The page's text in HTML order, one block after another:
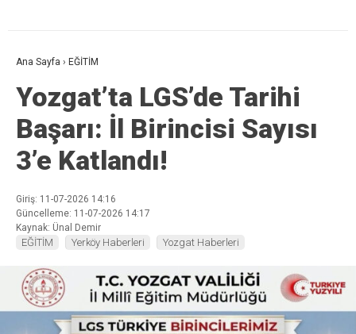
Ana Sayfa › EĞİTİM
Yozgat’ta LGS’de Tarihi
Başarı: İl Birincisi Sayısı
3’e Katlandı!
Giriş: 11-07-2026 14:16
Güncelleme: 11-07-2026 14:17
Kaynak: Ünal Demir
EĞİTİM Yerköy Haberleri Yozgat Haberleri